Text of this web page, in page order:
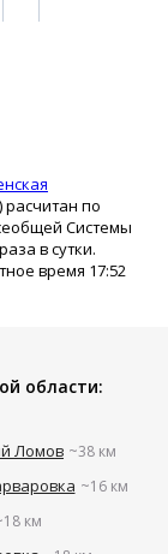
) расчитан по
Системы
в сутки.
время 17:52
области:
Ломов ~38 км
~16 км
км